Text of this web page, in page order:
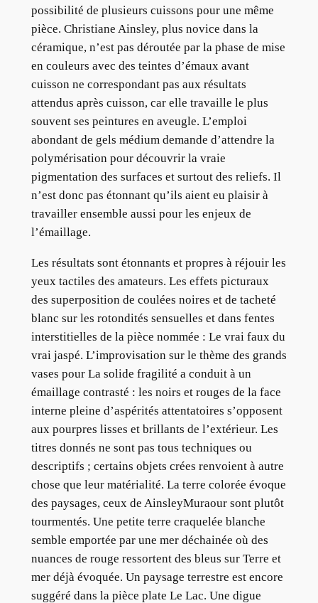
possibilité de plusieurs cuissons pour une même
pièce. Christiane Ainsley, plus novice dans la
céramique, n’est pas déroutée par la phase de mise
en couleurs avec des teintes d’émaux avant
cuisson ne correspondant pas aux résultats
attendus après cuisson, car elle travaille le plus
souvent ses peintures en aveugle. L’emploi
abondant de gels médium demande d’attendre la
polymérisation pour découvrir la vraie
pigmentation des surfaces et surtout des reliefs. Il
n’est donc pas étonnant qu’ils aient eu plaisir à
travailler ensemble aussi pour les enjeux de
l’émaillage.
Les résultats sont étonnants et propres à réjouir les
yeux tactiles des amateurs. Les effets picturaux
des superposition de coulées noires et de tacheté
blanc sur les rotondités sensuelles et dans fentes
interstitielles de la pièce nommée : Le vrai faux du
vrai jaspé. L’improvisation sur le thème des grands
vases pour La solide fragilité a conduit à un
émaillage contrasté : les noirs et rouges de la face
interne pleine d’aspérités attentatoires s’opposent
aux pourpres lisses et brillants de l’extérieur. Les
titres donnés ne sont pas tous techniques ou
descriptifs ; certains objets crées renvoient à autre
chose que leur matérialité. La terre colorée évoque
des paysages, ceux de AinsleyMuraour sont plutôt
tourmentés. Une petite terre craquelée blanche
semble emportée par une mer déchainée où des
nuances de rouge ressortent des bleus sur Terre et
mer déjà évoquée. Un paysage terrestre est encore
suggéré dans la pièce plate Le Lac. Une digue